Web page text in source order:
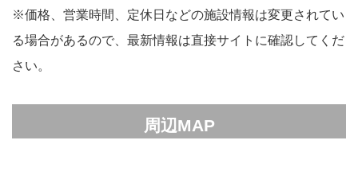
※価格、営業時間、定休日などの施設情報は変更されてい
る場合があるので、最新情報は直接サイトに確認してくだ
さい。
周辺MAP